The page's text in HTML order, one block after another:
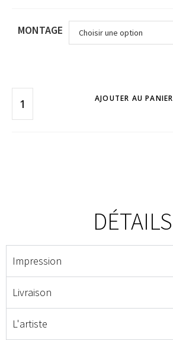
MONTAGE
AJOUTER AU PANIER
DÉTAILS
Impression
Livraison
L'artiste